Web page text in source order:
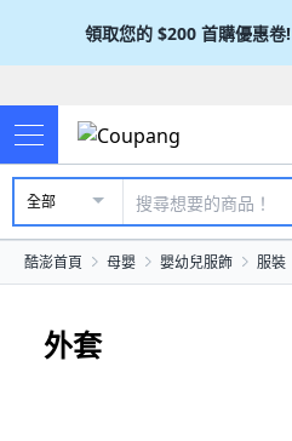
領取您的 $200 首購優惠卷!
全部
酷澎首頁 母嬰 嬰幼兒服飾 服裝
外套